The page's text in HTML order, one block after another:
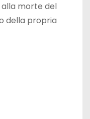
morte del
della propria